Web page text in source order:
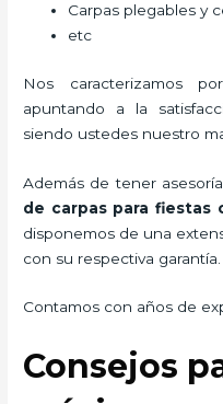
Carpas plegables y
etc
Nos caracterizamos
apuntando a la
siendo ustedes nuestro
Además de tener
de carpas para fiestas
disponemos de una
con su respectiva garantía.
Contamos con años de
Consejos